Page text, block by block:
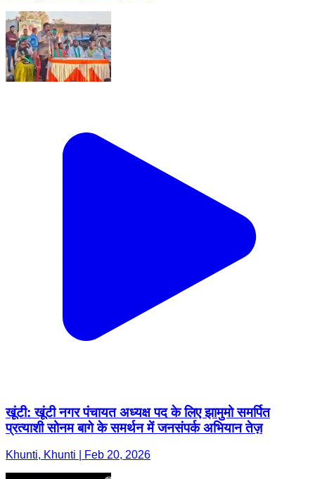
खूंटी: खूंटी नगर पंचायत अध्यक्ष पद के लिए झामुमो समर्पित
प्रत्याशी सोनम बागे के समर्थन में जनसंपर्क अभियान तेज़
Khunti, Khunti | Feb 20, 2026